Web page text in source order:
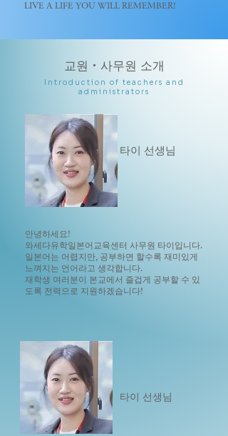
LIVE A LIFE YOU WILL REMEMBER!
교원・사무원 소개
Introduction of teachers and
administrators
타이 선생님
안녕하세요!
와세다유학일본어교육센터 사무원 타이입니다.
일본어는 어렵지만, 공부하면 할수록 재미있게
느껴지는 언어라고 생각합니다.
재학생 여러분이 본교에서 즐겁게 공부할 수 있
도록 전력으로 지원하겠습니다!
타이 선생님